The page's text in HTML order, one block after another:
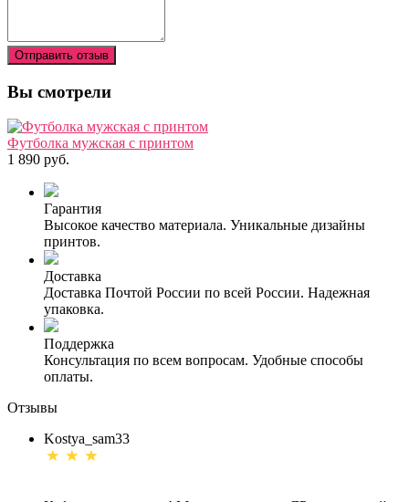
Отправить отзыв
Вы смотрели
Футболка мужская с принтом
1 890 руб.
Гарантия
Высокое качество материала. Уникальные дизайны
принтов.
Доставка
Доставка Почтой России по всей России. Надежная
упаковка.
Поддержка
Консультация по всем вопросам. Удобные способы
оплаты.
Отзывы
Kostya_sam33